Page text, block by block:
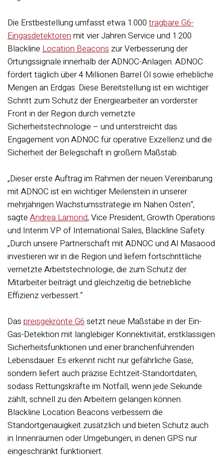
Die Erstbestellung umfasst etwa 1.000 tragbare G6-
Eingasdetektorenmit vier Jahren Service und 1.200
Blackline Location Beacons zur Verbesserung der
Ortungssignale innerhalb der ADNOC-Anlagen. ADNOC
fördert täglich über 4 Millionen Barrel Öl sowie erhebliche
Mengen an Erdgas. Diese Bereitstellung ist ein wichtiger
Schritt zum Schutz der Energiearbeiter an vorderster
Front in der Region durch vernetzte
Sicherheitstechnologie – und unterstreicht das
Engagement von ADNOC für operative Exzellenz und die
Sicherheit der Belegschaft in großem Maßstab.
„Dieser erste Auftrag im Rahmen der neuen Vereinbarung
mit ADNOC ist ein wichtiger Meilenstein in unserer
mehrjährigen Wachstumsstrategie im Nahen Osten“,
sagte Andrea Lamond, Vice President, Growth Operations
und Interim VP of International Sales, Blackline Safety.
„Durch unsere Partnerschaft mit ADNOC und Al Masaood
investieren wir in die Region und liefern fortschrittliche
vernetzte Arbeitstechnologie, die zum Schutz der
Mitarbeiter beiträgt und gleichzeitig die betriebliche
Effizienz verbessert.“
Das preisgekrönte G6setzt neue Maßstäbe in der Ein-
Gas-Detektion mit langlebiger Konnektivität, erstklassigen
Sicherheitsfunktionen und einer branchenführenden
Lebensdauer. Es erkennt nicht nur gefährliche Gase,
sondern liefert auch präzise Echtzeit-Standortdaten,
sodass Rettungskräfte im Notfall, wenn jede Sekunde
zählt, schnell zu den Arbeitern gelangen können.
Blackline Location Beacons verbessern die
Standortgenauigkeit zusätzlich und bieten Schutz auch
in Innenräumen oder Umgebungen, in denen GPS nur
eingeschränkt funktioniert.